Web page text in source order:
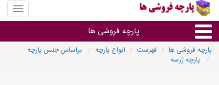
منوی
سایت
فروشی
پارچه فروشی ها
پارچه فروشی ها فهرست انواع پارچه
براساس جنس پارچه
پارچه ژرسه